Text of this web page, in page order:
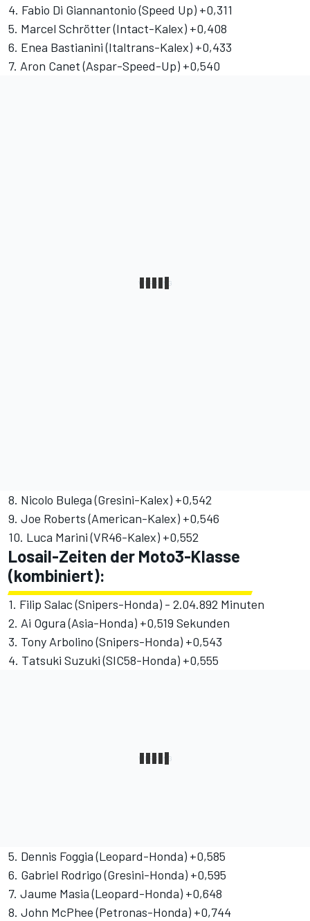
4. Fabio Di Giannantonio (Speed Up) +0,311
5. Marcel Schrötter (Intact-Kalex) +0,408
6. Enea Bastianini (Italtrans-Kalex) +0,433
7. Aron Canet (Aspar-Speed-Up) +0,540
8. Nicolo Bulega (Gresini-Kalex) +0,542
9. Joe Roberts (American-Kalex) +0,546
10. Luca Marini (VR46-Kalex) +0,552
Losail-Zeiten der Moto3-Klasse
(kombiniert):
1. Filip Salac (Snipers-Honda) - 2.04.892 Minuten
2. Ai Ogura (Asia-Honda) +0,519 Sekunden
3. Tony Arbolino (Snipers-Honda) +0,543
4. Tatsuki Suzuki (SIC58-Honda) +0,555
5. Dennis Foggia (Leopard-Honda) +0,585
6. Gabriel Rodrigo (Gresini-Honda) +0,595
7. Jaume Masia (Leopard-Honda) +0,648
8. John McPhee (Petronas-Honda) +0,744